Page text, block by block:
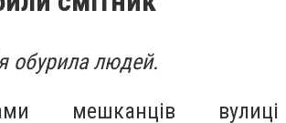
обурила людей.
мешканців вулиці